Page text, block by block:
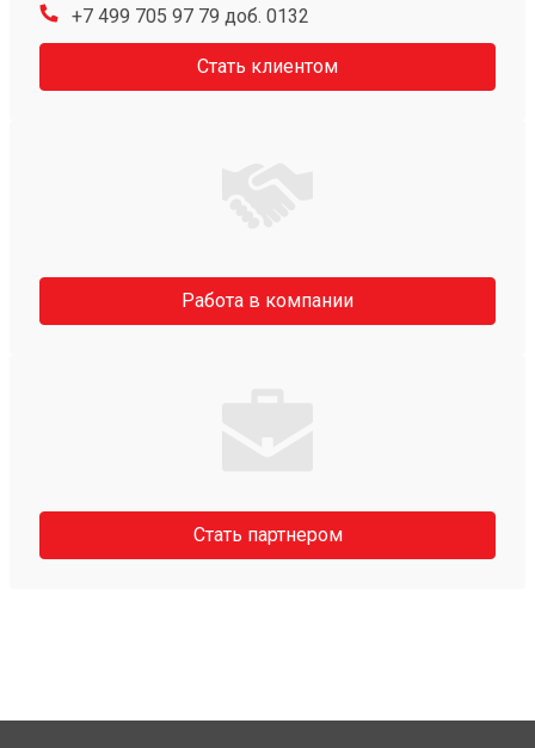
+7 499 705 97 79 доб. 0132
Стать клиентом
Работа в компании
Стать партнером